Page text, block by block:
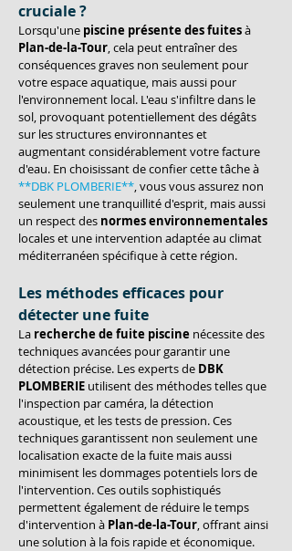
cruciale ?
Lorsqu'une piscine présente des fuites à
Plan-de-la-Tour, cela peut entraîner des
conséquences graves non seulement pour
votre espace aquatique, mais aussi pour
l'environnement local. L'eau s'infiltre dans le
sol, provoquant potentiellement des dégâts
sur les structures environnantes et
augmentant considérablement votre facture
d'eau. En choisissant de confier cette tâche à
**DBK PLOMBERIE**, vous vous assurez non
seulement une tranquillité d'esprit, mais aussi
un respect des normes environnementales
locales et une intervention adaptée au climat
méditerranéen spécifique à cette région.
Les méthodes efficaces pour
détecter une fuite
La recherche de fuite piscine nécessite des
techniques avancées pour garantir une
détection précise. Les experts de DBK
PLOMBERIE utilisent des méthodes telles que
l'inspection par caméra, la détection
acoustique, et les tests de pression. Ces
techniques garantissent non seulement une
localisation exacte de la fuite mais aussi
minimisent les dommages potentiels lors de
l'intervention. Ces outils sophistiqués
permettent également de réduire le temps
d'intervention à Plan-de-la-Tour, offrant ainsi
une solution à la fois rapide et économique.